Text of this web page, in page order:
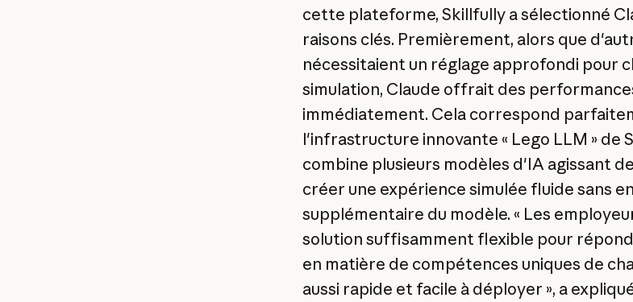
cette plateforme, Skillfully a sélectionné
raisons clés. Premièrement, alors que
nécessitaient un réglage approfondi pour
simulation, Claude offrait des
immédiatement. Cela correspond
l'infrastructure innovante « Lego LLM » de
combine plusieurs modèles d'IA agissant
créer une expérience simulée fluide sans
supplémentaire du modèle. « Les
solution suffisamment flexible pour
en matière de compétences uniques de
aussi rapide et facile à déployer », a